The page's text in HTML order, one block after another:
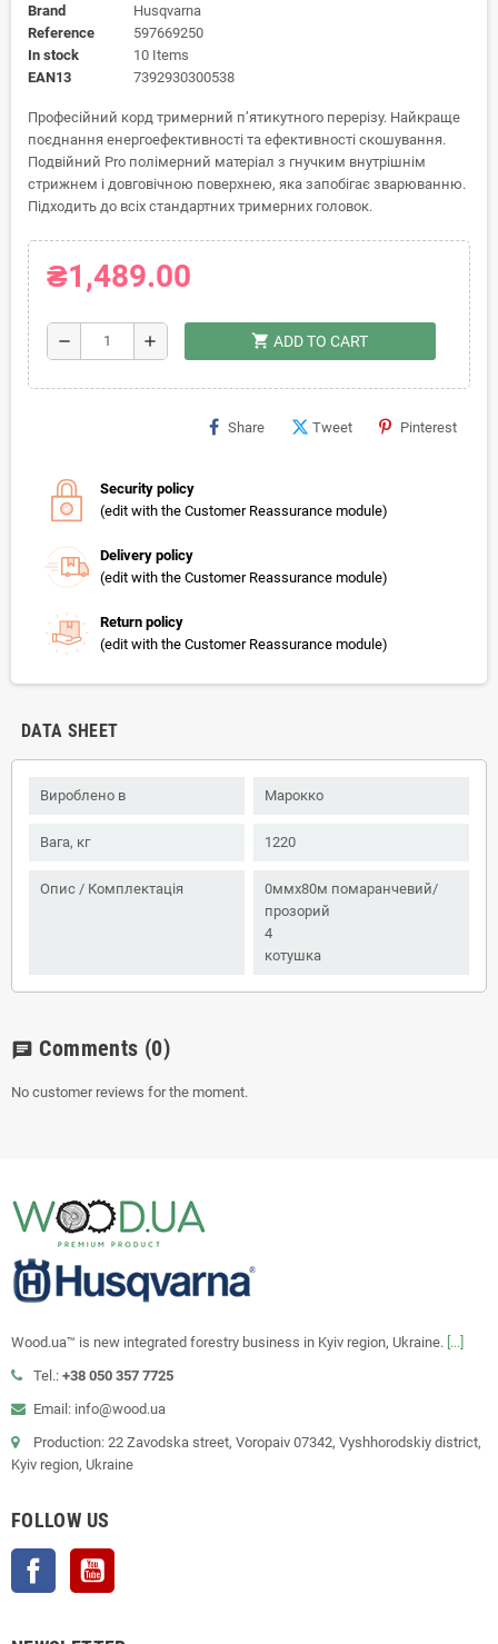
Brand
Husqvarna
Reference
597669250
In stock
10 Items
EAN13
7392930300538
Професійний корд тримерний п’ятикутного перерізу. Найкраще
поєднання енергоефективності та ефективності скошування.
Подвійний Pro полімерний матеріал з гнучким внутрішнім
стрижнем і довговічною поверхнею, яка запобігає зварюванню.
Підходить до всіх стандартних тримерних головок.
₴1,489.00
remove add shopping_cart ADD TO CART
Share Tweet Pinterest
Security policy
(edit with the Customer Reassurance module)
Delivery policy
(edit with the Customer Reassurance module)
Return policy
(edit with the Customer Reassurance module)
DATA SHEET
Вироблено в Марокко
Вага, кг 1220
Опис / Комплектація
0ммx80м помаранчевий/
прозорий
4
котушка
chat Comments (0)
No customer reviews for the moment.
Wood.ua™ is new integrated forestry business in Kyiv region, Ukraine. [...]
Tel.: +38 050 357 7725
Email: info@wood.ua
Production: 22 Zavodska street, Voropaiv 07342, Vyshhorodskiy district,
Kyiv region, Ukraine
FOLLOW US
Facebook